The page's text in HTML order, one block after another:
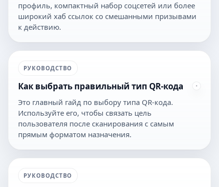
профиль, компактный набор соцсетей или более
широкий хаб ссылок со смешанными призывами
к действию.
РУКОВОДСТВО
Как выбрать правильный тип QR-кода
Это главный гайд по выбору типа QR-кода.
Используйте его, чтобы связать цель
пользователя после сканирования с самым
прямым форматом назначения.
РУКОВОДСТВО